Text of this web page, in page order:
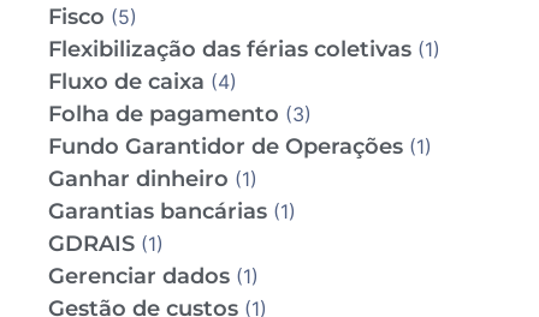
Fisco (5)
Flexibilização das férias coletivas (1)
Fluxo de caixa (4)
Folha de pagamento (3)
Fundo Garantidor de Operações (1)
Ganhar dinheiro (1)
Garantias bancárias (1)
GDRAIS (1)
Gerenciar dados (1)
Gestão de custos (1)